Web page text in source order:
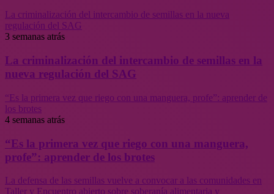
La criminalización del intercambio de semillas en la nueva
regulación del SAG
3 semanas atrás
La criminalización del intercambio de semillas en la
nueva regulación del SAG
“Es la primera vez que riego con una manguera, profe”: aprender de
los brotes
4 semanas atrás
“Es la primera vez que riego con una manguera,
profe”: aprender de los brotes
La defensa de las semillas vuelve a convocar a las comunidades en
Taller y Encuentro abierto sobre soberanía alimentaria y